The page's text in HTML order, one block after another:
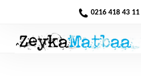
0216 418 43 11